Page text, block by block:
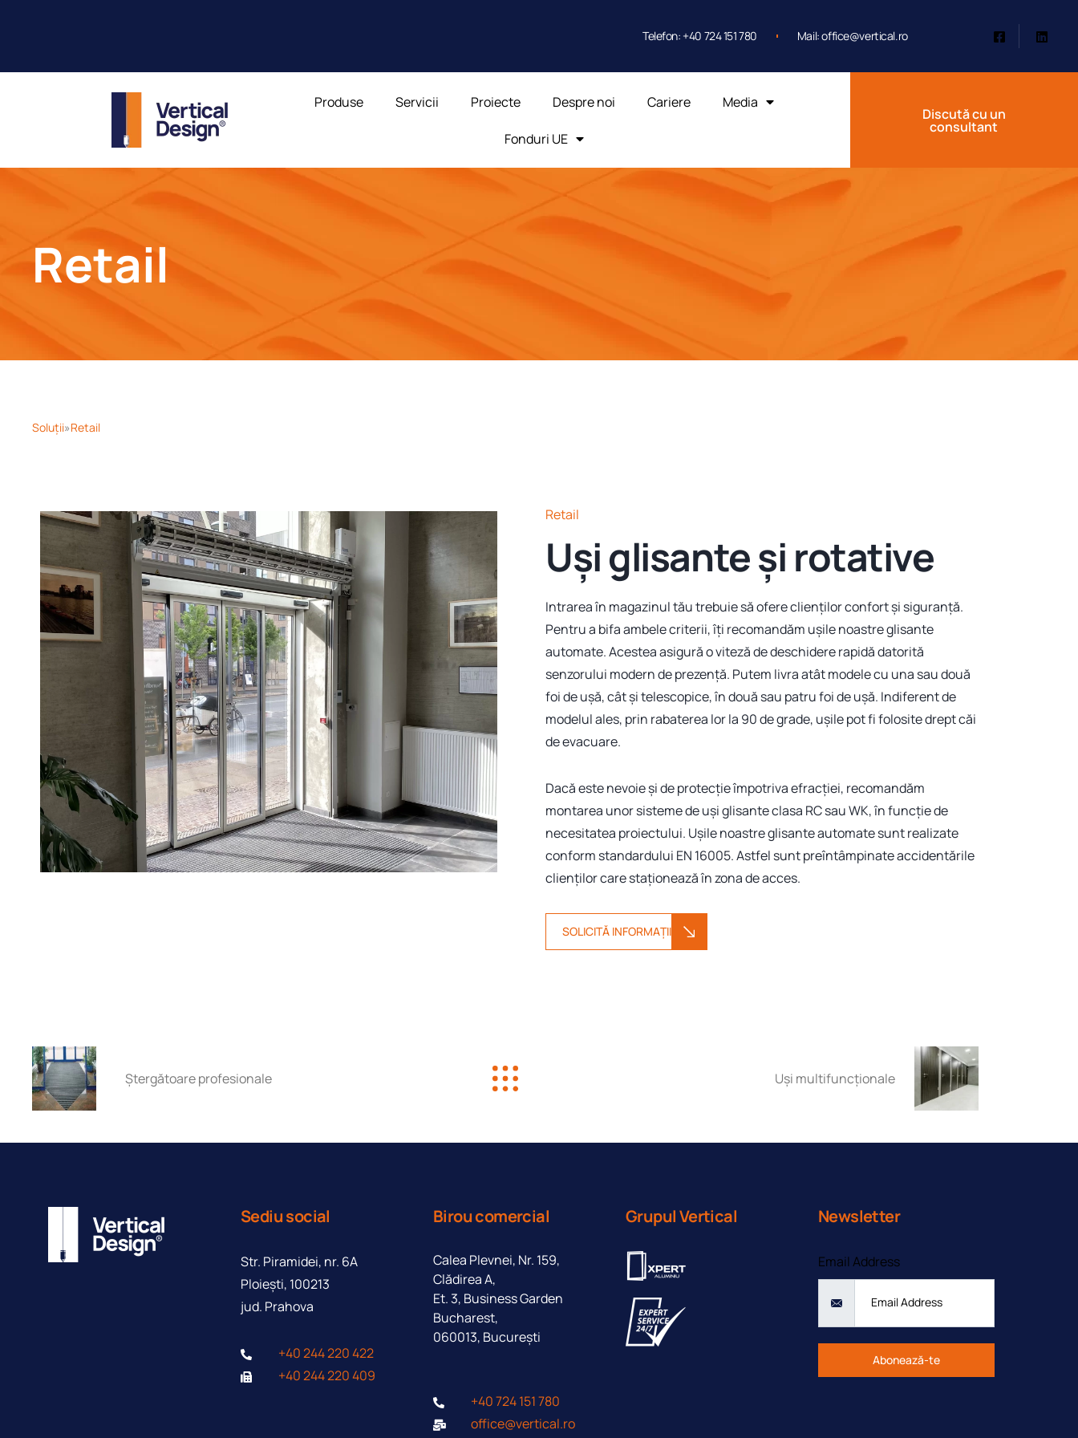
Telefon: +40 724 151 780 Mail: office@vertical.ro
Produse Servicii Proiecte Despre noi Cariere Media
Fonduri UE
Discută cu un
consultant
Retail
Soluții Retail
Retail
Uși glisante și rotative
Intrarea în magazinul tău trebuie să ofere clienților confort și siguranță.
Pentru a bifa ambele criterii, îți recomandăm ușile noastre glisante
automate. Acestea asigură o viteză de deschidere rapidă datorită
senzorului modern de prezență. Putem livra atât modele cu una sau două
foi de ușă, cât și telescopice, în două sau patru foi de ușă. Indiferent de
modelul ales, prin rabaterea lor la 90 de grade, ușile pot fi folosite drept căi
de evacuare.
Dacă este nevoie și de protecție împotriva efracției, recomandăm
montarea unor sisteme de uși glisante clasa RC sau WK, în funcție de
necesitatea proiectului. Ușile noastre glisante automate sunt realizate
conform standardului EN 16005. Astfel sunt preîntâmpinate accidentările
clienților care staționează în zona de acces.
SOLICITĂ INFORMAȚII
Ștergătoare profesionale Uși multifuncționale
Formular de contact
Sediu social
Str. Piramidei, nr. 6A
Ploieşti, 100213
jud. Prahova
+40 244 220 422
+40 244 220 409
Birou comercial
Calea Plevnei, Nr. 159,
Clădirea A,
Et. 3, Business Garden
Bucharest,
060013, București
+40 724 151 780
office@vertical.ro
Grupul Vertical Newsletter
Email Address
Abonează-te